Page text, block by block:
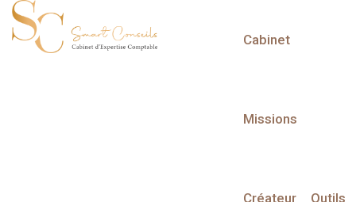
Cabinet
Missions
Créateur Outils